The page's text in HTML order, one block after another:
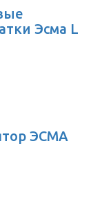
Эсма L
ЭСМА